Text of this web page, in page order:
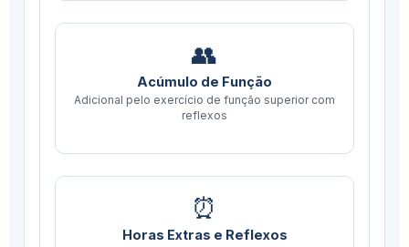
👥
Acúmulo de Função
Adicional pelo exercício de função superior com
reflexos
⏰
Horas Extras e Reflexos